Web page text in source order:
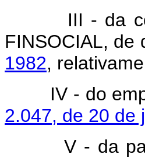
III - da
FINSOCIAL, de
1982,
IV - do
2.047, de 20 de
V - da